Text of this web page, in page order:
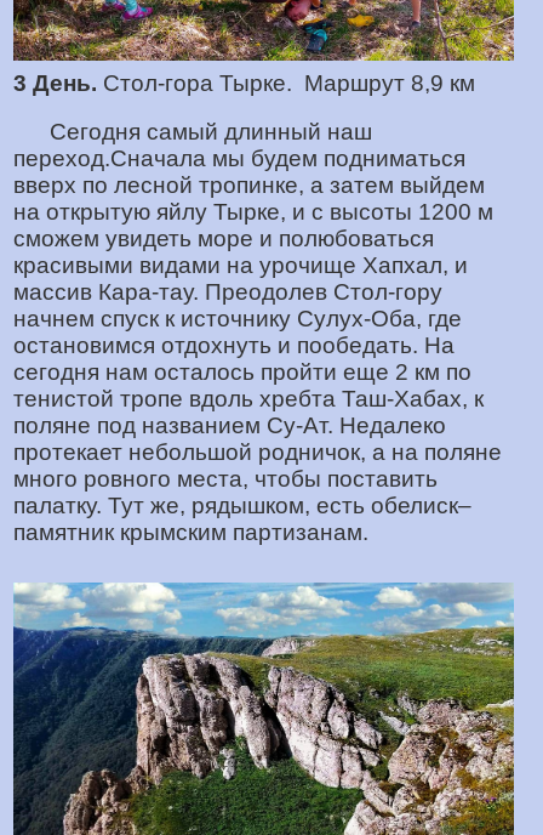
3 День. Стол-гора Тырке. Маршрут 8,9 км
Сегодня самый длинный наш
переход.Сначала мы будем подниматься
вверх по лесной тропинке, а затем выйдем
на открытую яйлу Тырке, и с высоты 1200 м
сможем увидеть море и полюбоваться
красивыми видами на урочище Хапхал, и
массив Кара-тау. Преодолев Стол-гору
начнем спуск к источнику Сулух-Оба, где
остановимся отдохнуть и пообедать. На
сегодня нам осталось пройти еще 2 км по
тенистой тропе вдоль хребта Таш-Хабах, к
поляне под названием Су-Ат. Недалеко
протекает небольшой родничок, а на поляне
много ровного места, чтобы поставить
палатку. Тут же, рядышком, есть обелиск–
памятник крымским партизанам.